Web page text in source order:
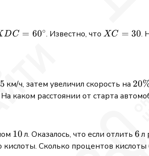
DC = 60∘. Известно, что XC
XC = 30.
км/ч, затем увеличил скорость на
каком расстоянии от старта
10
10л. Оказалось, что если отлить 6
6л
кислоты. Сколько процентов